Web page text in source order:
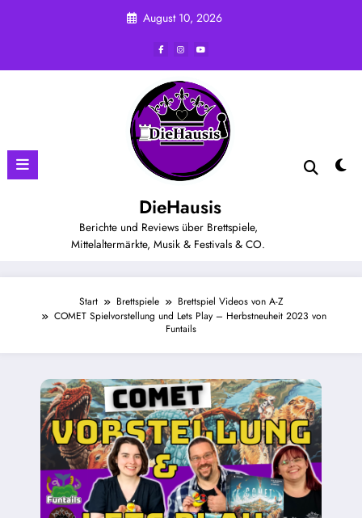
August 10, 2026
DieHausis
Berichte und Reviews über Brettspiele,
Mittelaltermärkte, Musik & Festivals & CO.
Start Brettspiele
Brettspiel Videos von A-Z
COMET Spielvorstellung und Lets Play – Herbstneuheit 2023 von
Funtails